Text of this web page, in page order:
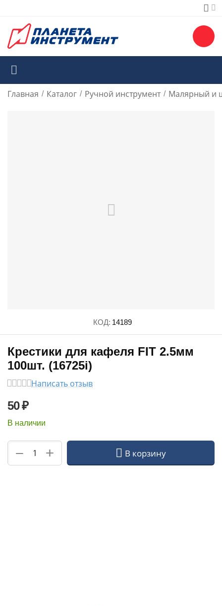
Главная / Каталог / Ручной инструмент / Малярный и
КОД: 14189
Крестики для кафеля FIT 2.5мм
100шт. (16725i)
Написать отзыв
50₽
В наличии
+
− В корзину